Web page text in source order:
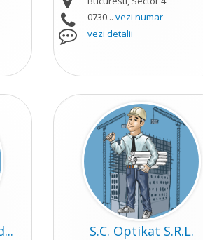
0730... vezi numar
vezi detalii
S.C. Optikat S.R.L.